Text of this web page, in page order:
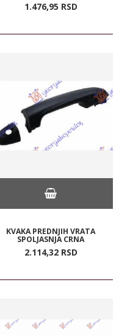
1.476,95 RSD
KVAKA PREDNJIH VRATA
SPOLJASNJA CRNA
2.114,32 RSD